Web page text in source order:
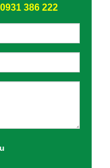
386 222